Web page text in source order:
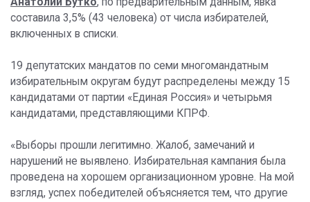
составила 3,5% (43 человека) от числа избирателей,
включенных в списки.
19 депутатских мандатов по семи многомандатным
избирательным округам будут распределены между 15
кандидатами от партии «Единая Россия» и четырьмя
кандидатами, представляющими КПРФ.
«Выборы прошли легитимно. Жалоб, замечаний и
нарушений не выявлено. Избирательная кампания была
проведена на хорошем организационном уровне. На мой
взгляд, успех победителей объясняется тем, что другие